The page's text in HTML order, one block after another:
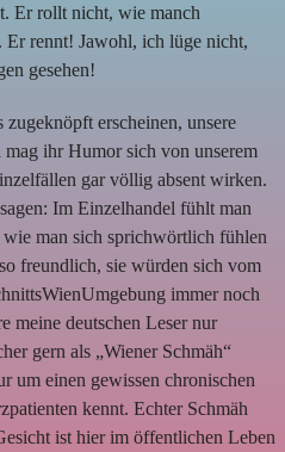
Er rollt nicht, wie manch
Er rennt! Jawohl, ich lüge nicht,
gesehen!
erscheinen, unsere
ihr Humor sich von unserem
gar völlig absent wirken.
Im Einzelhandel fühlt man
man sich sprichwörtlich fühlen
freundlich, sie würden sich vom
immer noch
meine deutschen Leser nur
gern als „Wiener Schmäh“
um einen gewissen chronischen
kennt. Echter Schmäh
ist hier im öffentlichen Leben